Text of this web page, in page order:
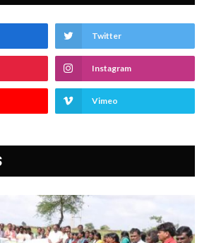
Twitter
Instagram
Vimeo